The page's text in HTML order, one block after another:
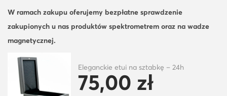
W ramach zakupu oferujemy bezpłatne sprawdzenie
zakupionych u nas produktów spektrometrem oraz na wadze
magnetycznej.
Eleganckie etui na sztabkę – 24h
75,00 zł